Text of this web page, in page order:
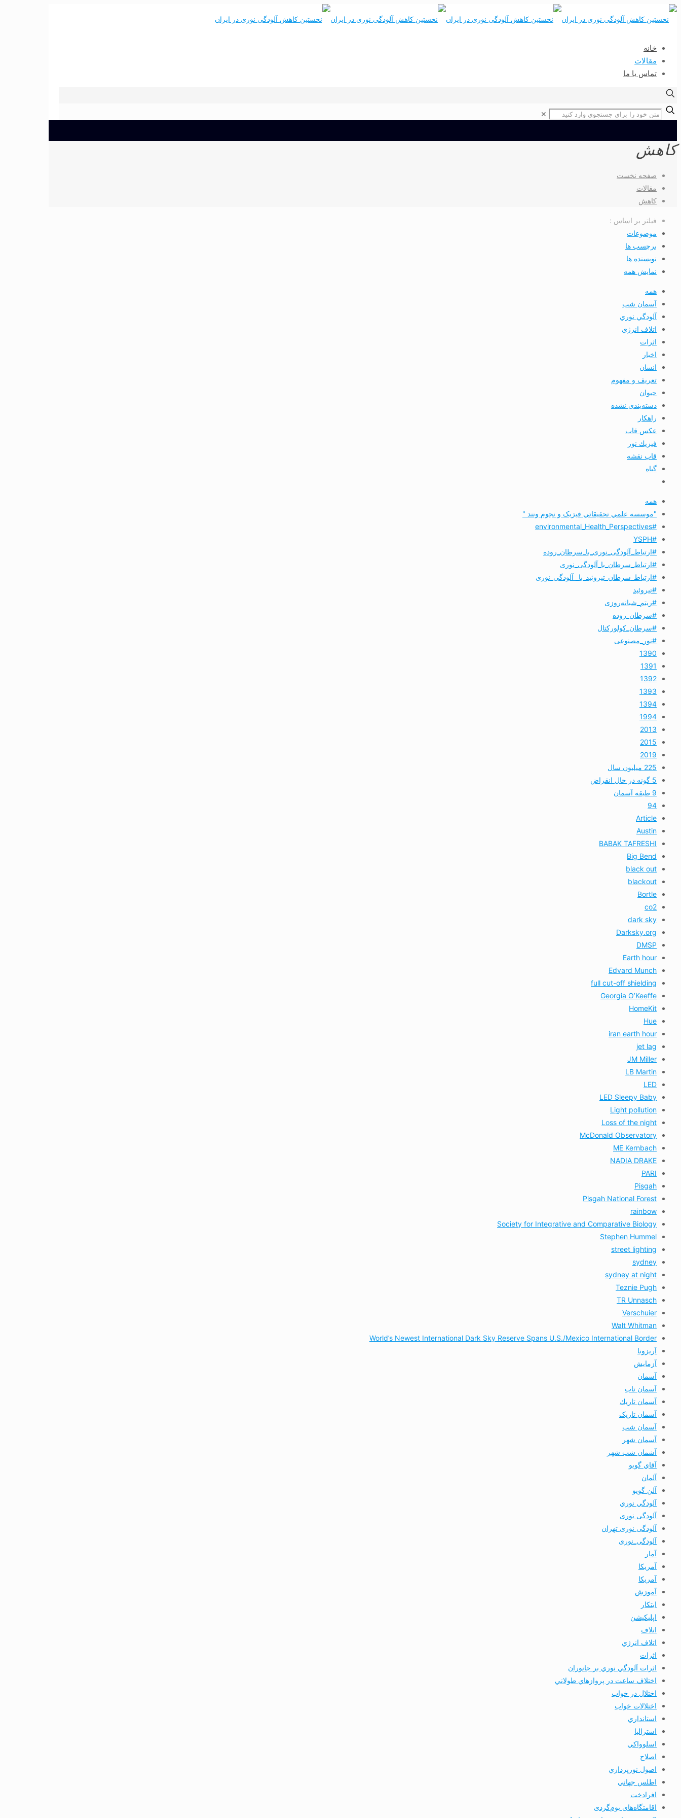
خانه
مقالات
تماس با ما
✕
كاهش
صفحه نخست
مقالات
كاهش
فیلتر بر اساس :
موضوعات
برچسب ها
نویسنده ها
نمایش همه
همه
آسمان شب
آلودگي نوري
اتلاف انرژي
اثرات
اخبار
انسان
تعريف و مفهوم
حیوان
دسته‌بندی نشده
راهکار
عکس قاب
فيزيك نور
قاب نقشه
گیاه
همه
"موسسه علمي تحقيقاتي فیزیک و نجوم ونند "
#environmental_Health_Perspectives
#YSPH
#ارتباط_آلودگی_نوری_با_سرطان_روده
#ارتباط_سرطان_با_آلودگی_نوری
#ارتباط_سرطان_تیروئید_با_ آلودگی_نوری
#تیروئید
#ریتم_شبانه‌روزی
#سرطان_روده
#سرطان_کولورکتال
#نور_مصنوعی
1390
1391
1392
1393
1394
1994
2013
2015
2019
225 میلیون سال
5 گونه در حال انقراض
9 طبقه آسمان
94
Article
Austin
BABAK TAFRESHI
Big Bend
black out
blackout
Bortle
co2
dark sky
Darksky.org
DMSP
Earth hour
Edvard Munch
full cut-off shielding
Georgia O’Keeffe
HomeKit
Hue
iran earth hour
jet lag
JM Miller
LB Martin
LED
LED Sleepy Baby
Light pollution
Loss of the night
McDonald Observatory
ME Kernbach
NADIA DRAKE
PARI
Pisgah
Pisgah National Forest
rainbow
Society for Integrative and Comparative Biology
Stephen Hummel
street lighting
sydney
sydney at night
Teznie Pugh
TR Unnasch
Verschuier
Walt Whitman
World’s Newest International Dark Sky Reserve Spans U.S./Mexico International Border
آریزونا
آزمایش
آسمان
آسمان تاب
آسمان تاريك
آسمان تاریک
آسمان شب
آسمان شهر
آشمان شب شهر
آقاي گويو
آلمان
آلن گويو
آلودگي نوري
آلودگی نوری
آلودگی نوری تهران
آلودگی_نوری
آمار
آمريكا
آمریکا
آموزش
ابتكار
اپليكيشن
اتلاف
اتلاف انرژي
اثرات
اثرات آلودگي نوري بر جانوران
اختلاف ساعت در پروازهاي طولاني
اختلال در خواب
اختلالات خواب
استانداري
استرالیا
اسلوواكي
اصلاح
اصول نورپردازي
اطلس جهاني
افرادخت
اقامتگاه‌های بوم‌گردی